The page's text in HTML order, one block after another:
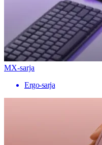
MX-sarja
Ergo-sarja